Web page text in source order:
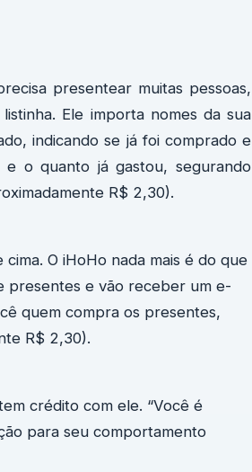
presentear muitas pessoas,
Ele importa nomes da sua
indicando se já foi comprado e
o quanto já gastou, segurando
R$ 2,30).
O iHoHo nada mais é do que
presentes e vão receber um e-
quem compra os presentes,
R$ 2,30).
crédito com ele. “Você é
para seu comportamento